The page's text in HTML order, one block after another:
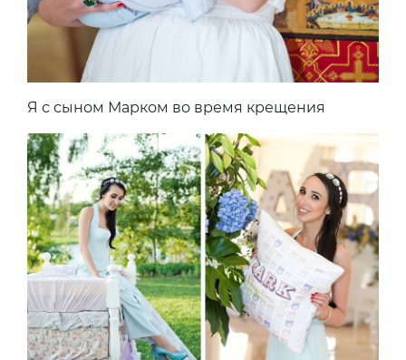
Я с сыном Марком во время крещения